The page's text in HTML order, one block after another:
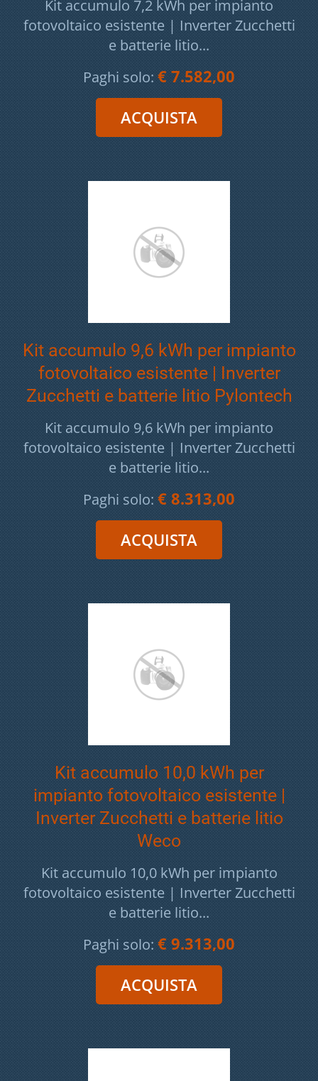
Kit accumulo 7,2 kWh per impianto
fotovoltaico esistente | Inverter Zucchetti
e batterie litio...
Paghi solo: € 7.582,00
Kit accumulo 9,6 kWh per impianto
fotovoltaico esistente | Inverter
Zucchetti e batterie litio Pylontech
Kit accumulo 9,6 kWh per impianto
fotovoltaico esistente | Inverter Zucchetti
e batterie litio...
Paghi solo: € 8.313,00
Kit accumulo 10,0 kWh per
impianto fotovoltaico esistente |
Inverter Zucchetti e batterie litio
Weco
Kit accumulo 10,0 kWh per impianto
fotovoltaico esistente | Inverter Zucchetti
e batterie litio...
Paghi solo: € 9.313,00